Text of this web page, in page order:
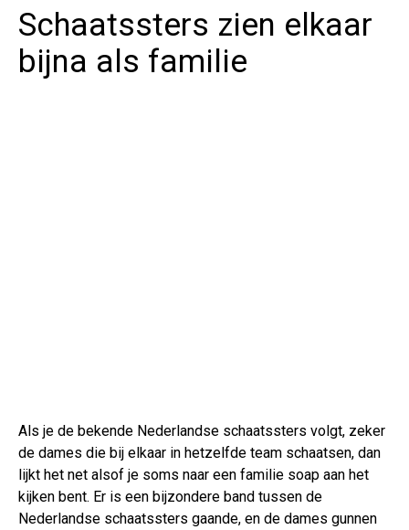
Schaatssters zien elkaar
bijna als familie
Als je de bekende Nederlandse schaatssters volgt, zeker
de dames die bij elkaar in hetzelfde team schaatsen, dan
lijkt het net alsof je soms naar een familie soap aan het
kijken bent. Er is een bijzondere band tussen de
Nederlandse schaatssters gaande, en de dames gunnen